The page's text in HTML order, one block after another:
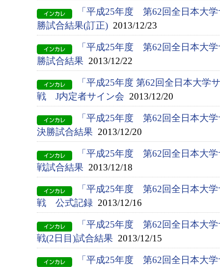
「平成25年度 第62回全日本大
勝試合結果(訂正) 2013/12/23
「平成25年度 第62回全日本大
勝試合結果 2013/12/22
「平成25年度 第62回全日本大学
戦 J内定者サイン会 2013/12/20
「平成25年度 第62回全日本大
決勝試合結果 2013/12/20
「平成25年度 第62回全日本大
戦試合結果 2013/12/18
「平成25年度 第62回全日本大
戦 公式記録 2013/12/16
「平成25年度 第62回全日本大
戦(2日目)試合結果 2013/12/15
「平成25年度 第62回全日本大